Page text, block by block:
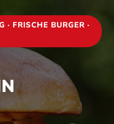
· FRISCHE BURGER ·